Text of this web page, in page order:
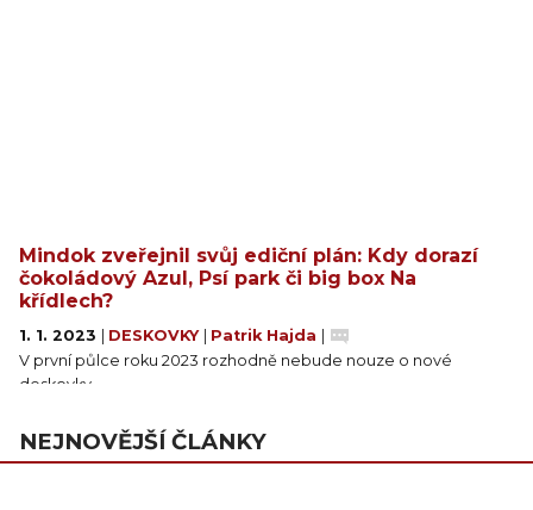
Mindok zveřejnil svůj ediční plán: Kdy dorazí
čokoládový Azul, Psí park či big box Na
křídlech?
1. 1. 2023 DESKOVKY Patrik Hajda
V první půlce roku 2023 rozhodně nebude nouze o nové
deskovky.
NEJNOVĚJŠÍ ČLÁNKY